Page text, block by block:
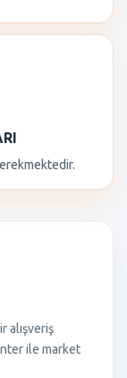
alışveriş
ile market